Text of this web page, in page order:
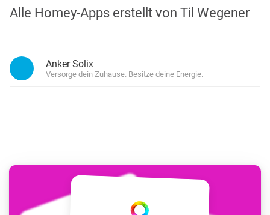
Alle Homey-Apps erstellt von Til Wegener
Anker Solix
Versorge dein Zuhause. Besitze deine Energie.